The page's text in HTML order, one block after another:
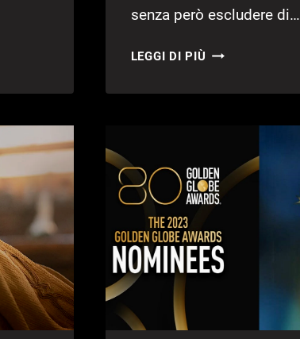
senza però escludere di…
LEGGI DI PIÙ THOR
COMMENTI
CHRIS
HEMSWORTH